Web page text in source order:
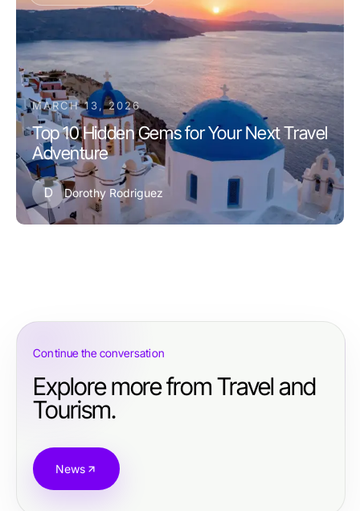
MARCH 13, 2026
Top 10 Hidden Gems for Your Next Travel
Adventure
D Dorothy Rodriguez
Continue the conversation
Explore more from Travel and
Tourism.
News